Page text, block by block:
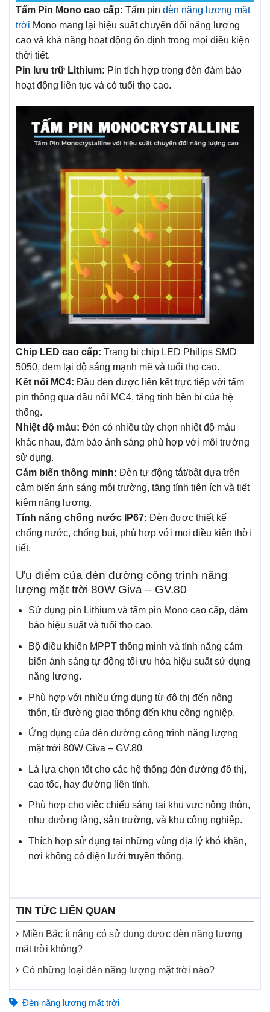
Tấm Pin Mono cao cấp: Tấm pin đèn năng lượng mặt
trời Mono mang lại hiệu suất chuyển đổi năng lượng
cao và khả năng hoạt động ổn định trong mọi điều kiện
thời tiết.
Pin lưu trữ Lithium: Pin tích hợp trong đèn đảm bảo
hoạt động liên tục và có tuổi thọ cao.
Chip LED cao cấp: Trang bị chip LED Philips SMD
5050, đem lại độ sáng mạnh mẽ và tuổi thọ cao.
Kết nối MC4: Đầu đèn được liên kết trực tiếp với tấm
pin thông qua đầu nối MC4, tăng tính bền bỉ của hệ
thống.
Nhiệt độ màu: Đèn có nhiều tùy chọn nhiệt độ màu
khác nhau, đảm bảo ánh sáng phù hợp với môi trường
sử dụng.
Cảm biến thông minh: Đèn tự động tắt/bật dựa trên
cảm biến ánh sáng môi trường, tăng tính tiện ích và tiết
kiệm năng lượng.
Tính năng chống nước IP67: Đèn được thiết kế
chống nước, chống bụi, phù hợp với mọi điều kiện thời
tiết.
Ưu điểm của đèn đường công trình năng
lượng mặt trời 80W Giva – GV.80
Sử dụng pin Lithium và tấm pin Mono cao cấp, đảm
bảo hiệu suất và tuổi thọ cao.
Bộ điều khiển MPPT thông minh và tính năng cảm
biến ánh sáng tự động tối ưu hóa hiệu suất sử dụng
năng lượng.
Phù hợp với nhiều ứng dụng từ đô thị đến nông
thôn, từ đường giao thông đến khu công nghiệp.
Ứng dụng của đèn đường công trình năng lượng
mặt trời 80W Giva – GV.80
Là lựa chọn tốt cho các hệ thống đèn đường đô thị,
cao tốc, hay đường liên tỉnh.
Phù hợp cho việc chiếu sáng tại khu vực nông thôn,
như đường làng, sân trường, và khu công nghiệp.
Thích hợp sử dụng tại những vùng địa lý khó khăn,
nơi không có điện lưới truyền thống.
TIN TỨC LIÊN QUAN
Miền Bắc ít nắng có sử dụng được đèn năng lượng
mặt trời không?
Có những loại đèn năng lượng mặt trời nào?
Đèn năng lượng mặt trời